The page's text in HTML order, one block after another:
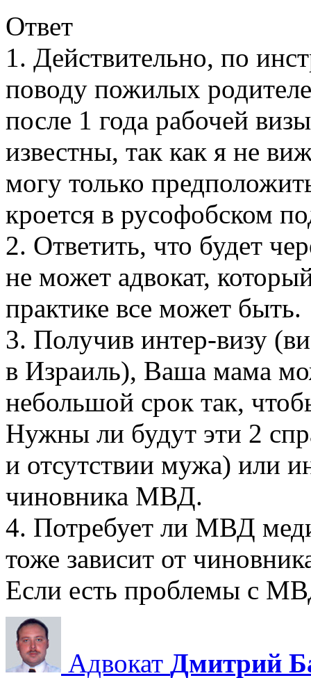
Ответ
1. Действительно, по
поводу пожилых
после 1 года рабочей
известны, так как я не
могу только
кроется в русофобском
2. Ответить, что будет
не может адвокат,
практике все может быть.
3. Получив интер-визу
в Израиль), Ваша мама
небольшой срок так,
Нужны ли будут эти 2
и отсутствии мужа) или
чиновника МВД.
4. Потребует ли МВД
тоже зависит от
Если есть проблемы с
Адвокат Дмитрий